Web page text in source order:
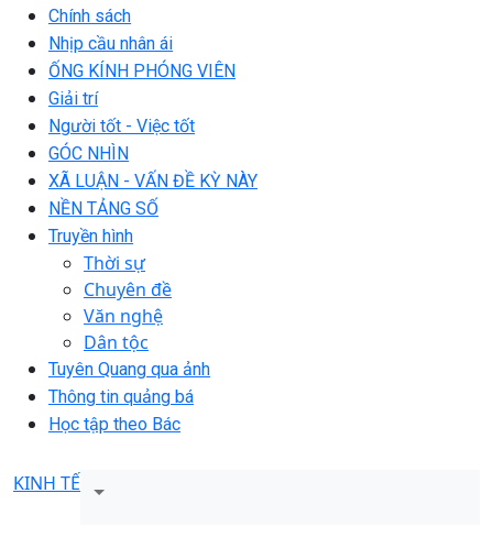
Chính sách
Nhịp cầu nhân ái
ỐNG KÍNH PHÓNG VIÊN
Giải trí
Người tốt - Việc tốt
GÓC NHÌN
XÃ LUẬN - VẤN ĐỀ KỲ NÀY
NỀN TẢNG SỐ
Truyền hình
Thời sự
Chuyên đề
Văn nghệ
Dân tộc
Tuyên Quang qua ảnh
Thông tin quảng bá
Học tập theo Bác
KINH TẾ